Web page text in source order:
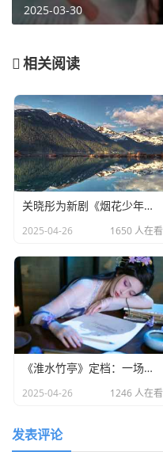
2025-03-30
相关阅读
关晓彤为新剧《烟花少年》宣传，全程不语只是一味搞事业
2025-04-26 1650 人在看
《淮水竹亭》定档：一场东方美学与宿命之恋的双重盛宴​
2025-04-26 1246 人在看
发表评论